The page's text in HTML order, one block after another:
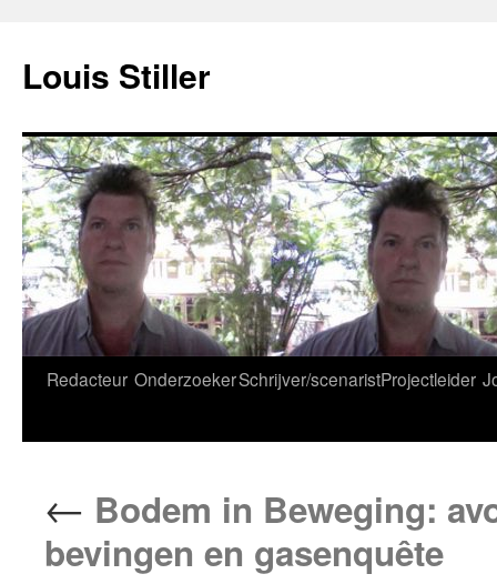
inhoud
Louis Stiller
Redacteur OnderzoekerSchrijver/scenaristProjectleider
← Bodem in Beweging:
bevingen en gasenquête